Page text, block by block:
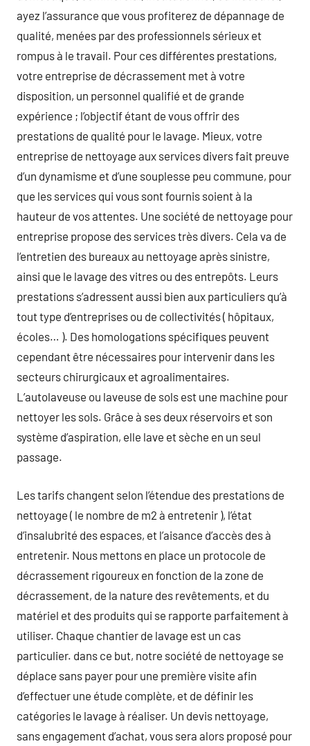
ayez l’assurance que vous profiterez de dépannage de
qualité, menées par des professionnels sérieux et
rompus à le travail. Pour ces différentes prestations,
votre entreprise de décrassement met à votre
disposition, un personnel qualifié et de grande
expérience ; l’objectif étant de vous offrir des
prestations de qualité pour le lavage. Mieux, votre
entreprise de nettoyage aux services divers fait preuve
d’un dynamisme et d’une souplesse peu commune, pour
que les services qui vous sont fournis soient à la
hauteur de vos attentes. Une société de nettoyage pour
entreprise propose des services très divers. Cela va de
l’entretien des bureaux au nettoyage après sinistre,
ainsi que le lavage des vitres ou des entrepôts. Leurs
prestations s’adressent aussi bien aux particuliers qu’à
tout type d’entreprises ou de collectivités ( hôpitaux,
écoles… ). Des homologations spécifiques peuvent
cependant être nécessaires pour intervenir dans les
secteurs chirurgicaux et agroalimentaires.
L’autolaveuse ou laveuse de sols est une machine pour
nettoyer les sols. Grâce à ses deux réservoirs et son
système d’aspiration, elle lave et sèche en un seul
passage.
Les tarifs changent selon l’étendue des prestations de
nettoyage ( le nombre de m2 à entretenir ), l’état
d’insalubrité des espaces, et l’aisance d’accès des à
entretenir. Nous mettons en place un protocole de
décrassement rigoureux en fonction de la zone de
décrassement, de la nature des revêtements, et du
matériel et des produits qui se rapporte parfaitement à
utiliser. Chaque chantier de lavage est un cas
particulier. dans ce but, notre société de nettoyage se
déplace sans payer pour une première visite afin
d’effectuer une étude complète, et de définir les
catégories le lavage à réaliser. Un devis nettoyage,
sans engagement d’achat, vous sera alors proposé pour